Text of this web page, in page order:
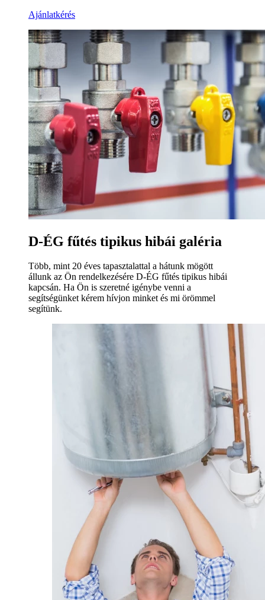
Ajánlatkérés
D-ÉG fűtés tipikus hibái galéria
Több, mint 20 éves tapasztalattal a hátunk mögött
állunk az Ön rendelkezésére D-ÉG fűtés tipikus hibái
kapcsán. Ha Ön is szeretné igénybe venni a
segítségünket kérem hívjon minket és mi örömmel
segítünk.